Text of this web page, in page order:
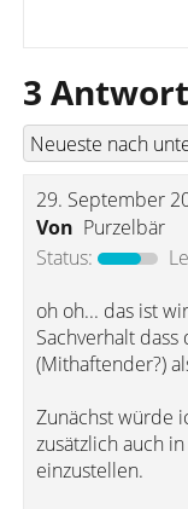
3
29. September
Von Purzelbär
Status:
oh oh... das ist
Sachverhalt
(Mithaftender?)
Zunächst würde
zusätzlich auch
einzustellen.